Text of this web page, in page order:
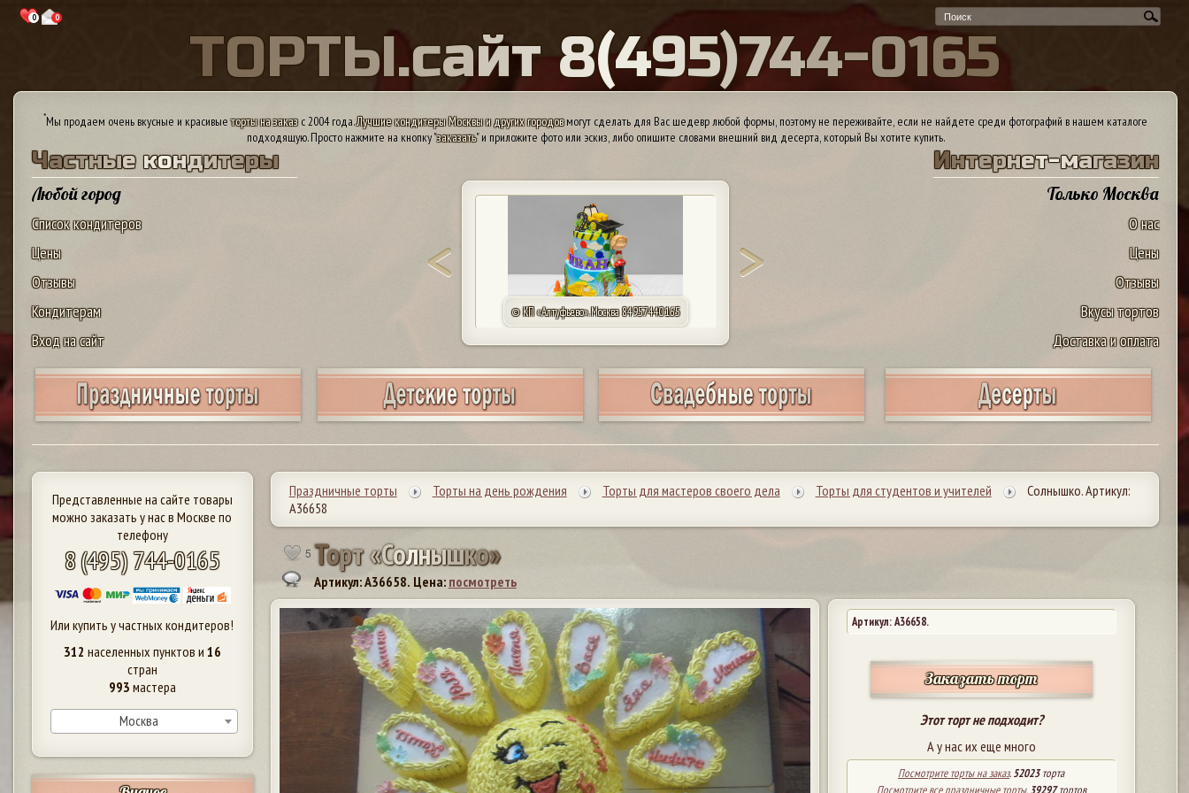
0 0
ТОРТЫ.сайт 8(495)744-0165
*Мы продаем очень вкусные и красивыеторты на заказс 2004 года.Лучшие кондитеры Москвы и других городовмогут сделать для Вас шедевр любой формы, поэтому не переживайте, если не найдете среди фотографий в нашем каталоге
подходящую. Просто нажмите на кнопку "заказать" и приложите фото или эскиз, либо опишите словами внешний вид десерта, который Вы хотите купить.
Частные кондитеры
Любой город
Список кондитеров
Цены
Отзывы
Кондитерам
Вход на сайт
Интернет-магазин
Только Москва
О нас
Цены
Отзывы
Вкусы тортов
Доставка и оплата
© КП «Алтуфьево». Москва 84957440165
Представленные на сайте товары
можно заказать у нас в Москве по
телефону
8 (495) 744-0165
Или купить у частных кондитеров!
312 населенных пунктов и 16
стран
993 мастера
Москва
Праздничные торты Торты на день рождения Торты для мастеров своего дела Торты для студентов и учителей
Солнышко. Артикул:
А36658
5 Торт«Солнышко»
Артикул: A36658. Цена: посмотреть
Артикул: A36658.
Заказать торт
Этот торт не подходит?
А у нас их еще много
Посмотрите торты на заказ.52023торта
Посмотрите все праздничные торты.39297тортов